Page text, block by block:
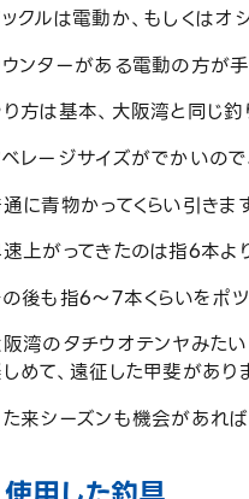
クルは電動か、もしくは
ンターがある電動の方が
方は基本、大阪湾と同じ釣
レージサイズがでかいので
に青物かってくらい引きま
上がってきたのは指6本よ
後も指6〜7本くらいをポ
湾のタチウオテンヤみた
めて、遠征した甲斐があり
来シーズンも機会があれ